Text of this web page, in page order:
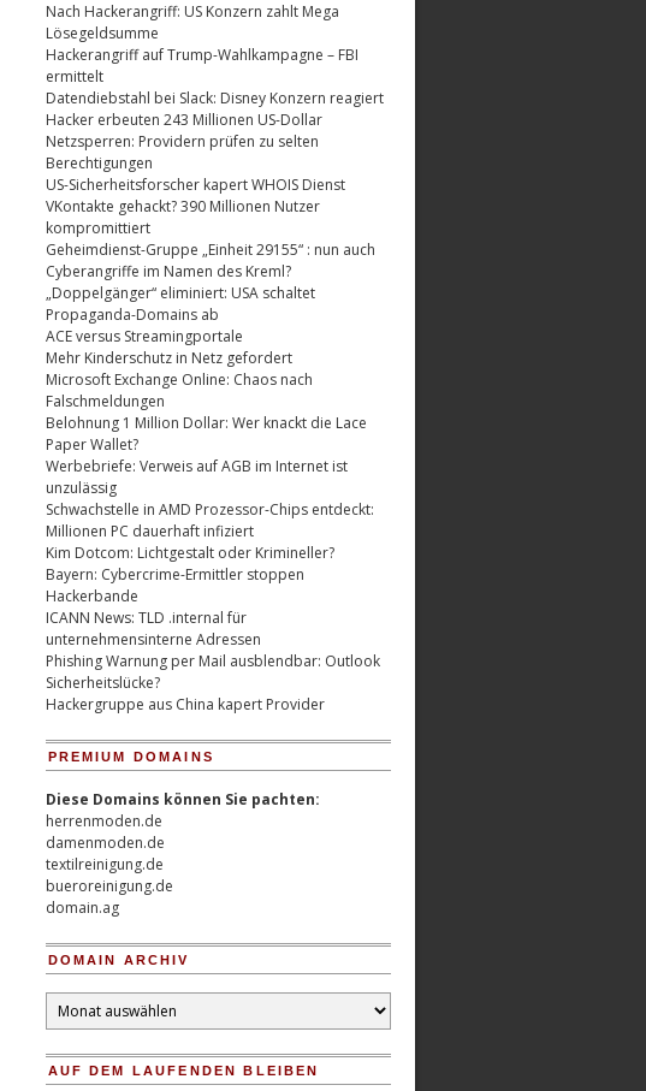
Nach Hackerangriff: US Konzern zahlt Mega
Lösegeldsumme
Hackerangriff auf Trump-Wahlkampagne – FBI
ermittelt
Datendiebstahl bei Slack: Disney Konzern reagiert
Hacker erbeuten 243 Millionen US-Dollar
Netzsperren: Providern prüfen zu selten
Berechtigungen
US-Sicherheitsforscher kapert WHOIS Dienst
VKontakte gehackt? 390 Millionen Nutzer
kompromittiert
Geheimdienst-Gruppe „Einheit 29155“ : nun auch
Cyberangriffe im Namen des Kreml?
„Doppelgänger“ eliminiert: USA schaltet
Propaganda-Domains ab
ACE versus Streamingportale
Mehr Kinderschutz in Netz gefordert
Microsoft Exchange Online: Chaos nach
Falschmeldungen
Belohnung 1 Million Dollar: Wer knackt die Lace
Paper Wallet?
Werbebriefe: Verweis auf AGB im Internet ist
unzulässig
Schwachstelle in AMD Prozessor-Chips entdeckt:
Millionen PC dauerhaft infiziert
Kim Dotcom: Lichtgestalt oder Krimineller?
Bayern: Cybercrime-Ermittler stoppen
Hackerbande
ICANN News: TLD .internal für
unternehmensinterne Adressen
Phishing Warnung per Mail ausblendbar: Outlook
Sicherheitslücke?
Hackergruppe aus China kapert Provider
PREMIUM DOMAINS
Diese Domains können Sie pachten:
herrenmoden.de
damenmoden.de
textilreinigung.de
bueroreinigung.de
domain.ag
DOMAIN ARCHIV
Domain
Archiv
AUF DEM LAUFENDEN BLEIBEN